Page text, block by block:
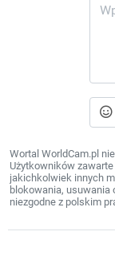
Wortal WorldCam.pl
Użytkowników
jakichkolwiek innych
blokowania, usuwania
niezgodne z polskim